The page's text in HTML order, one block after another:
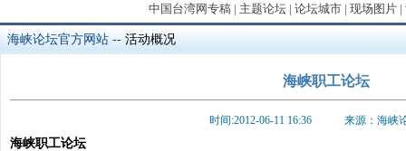
中国台湾网专稿 | 主题论坛 | 论坛城市 | 现场图片 |
海峡论坛官方网站 -- 活动概况
海峡职工论坛
时间:2012-06-11 16:36 来源：海峡
海峡职工论坛